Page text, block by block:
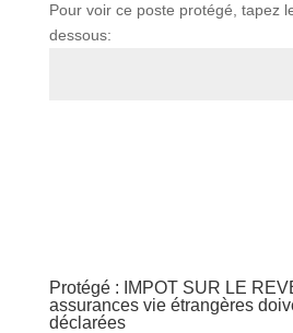
Pour voir ce poste protégé, tapez
dessous:
Protégé : IMPOT SUR LE
assurances vie étrangères
déclarées